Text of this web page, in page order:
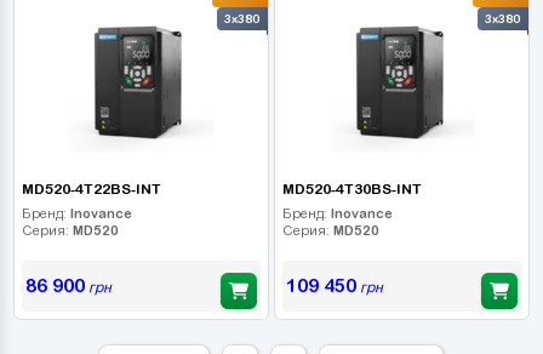
3x380
MD520-4T22BS-INT
Бренд: Inovance
Серия: MD520
86 900грн
3x380
MD520-4T30BS-INT
Бренд: Inovance
Серия: MD520
109 450грн